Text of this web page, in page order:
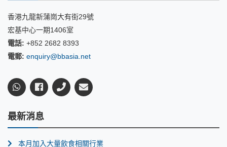
香港九龍新蒲崗大有街29號
宏基中心一期1406室
電話: +852 2682 8393
電郵: enquiry@bbasia.net
最新消息
本月加入大量飲食相關行業